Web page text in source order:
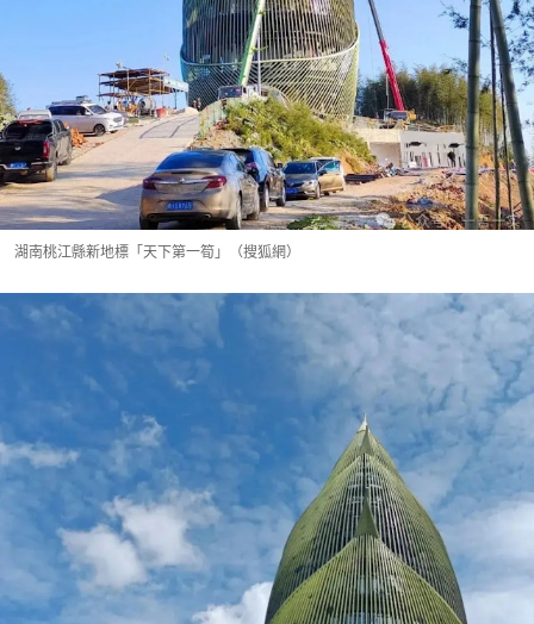
湖南桃江縣新地標「天下第一筍」（搜狐網）